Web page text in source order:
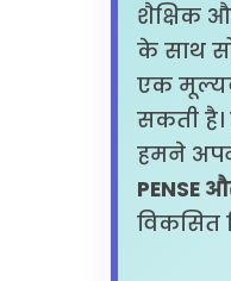
शैक्षिक
के साथ
एक
सकती है।
हमने
PENSE
विकसित